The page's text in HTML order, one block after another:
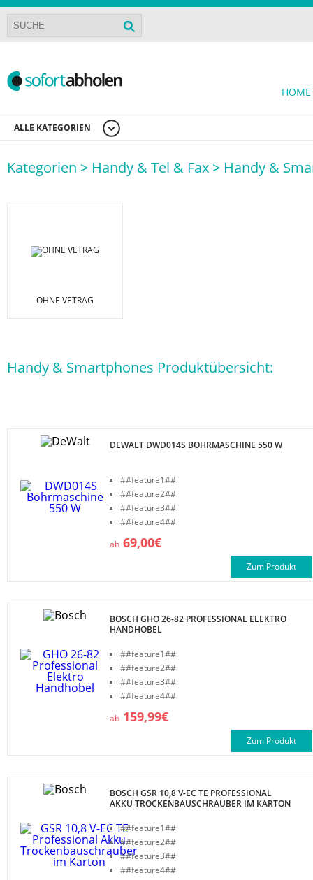
HOME
ALLE KATEGORIEN
Kategorien > Handy & Tel & Fax > Handy &
OHNE VETRAG
Handy & Smartphones Produktübersicht:
DEWALT DWD014S BOHRMASCHINE 550 W
##feature1##
##feature2##
##feature3##
##feature4##
ab 69,00€
Zum Produkt
BOSCH GHO 26-82 PROFESSIONAL ELEKTRO
HANDHOBEL
##feature1##
##feature2##
##feature3##
##feature4##
ab 159,99€
Zum Produkt
BOSCH GSR 10,8 V-EC TE PROFESSIONAL
AKKU TROCKENBAUSCHRAUBER IM KARTON
##feature1##
##feature2##
##feature3##
##feature4##